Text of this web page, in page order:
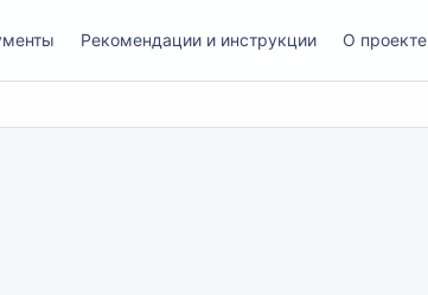
Рекомендации и инструкции О проекте